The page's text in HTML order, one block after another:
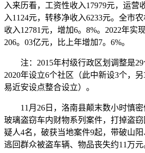
入来历看，工资性收入17979元，运营
入1124元，转移净收入6233元。全市
收入12781元，增加6。8%。2022年实
206。03亿元，比上年增加7。6%。
注：2015年村级行政区划调整是29
2020年设立6个社区（此中新设3个，
易近安设点整合设立）。
11月26日，洛南县颠末数小时慎密
玻璃盗窃车内财物系列案件，打掉盗
疑人4名，破获当地案件9起，带破山阳
逃回群众被盗车辆、物品丧失约11万元